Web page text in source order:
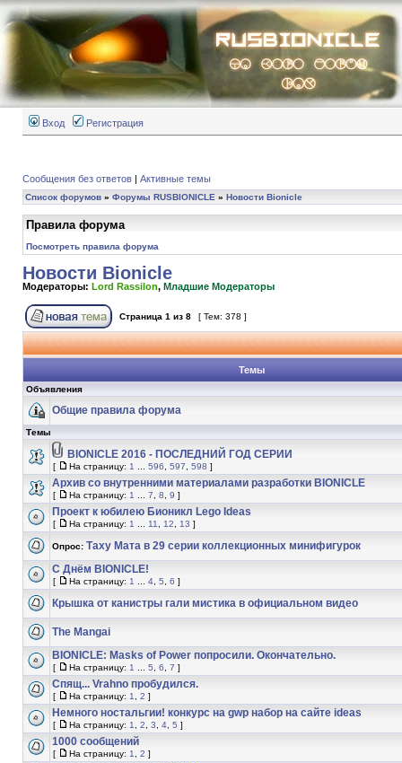
Вход Регистрация
Сообщения без ответов | Активные темы
Список форумов » Форумы RUSBIONICLE » Новости Bionicle
Правила форума
Посмотреть правила форума
Новости Bionicle
Модераторы: Lord Rassilon, Младшие Модераторы
Страница 1 из 8 [ Тем: 378 ]
Темы
Объявления
Общие правила форума
Темы
BIONICLE 2016 - ПОСЛЕДНИЙ ГОД СЕРИИ
[ На страницу: 1 596 597 598 ]
Архив со внутренними материалами разработки BIONICLE
[ На страницу: 1 7 8 9 ]
Проект к юбилею Бионикл Lego Ideas
[ На страницу: 1 11 12 13 ]
Опрос: Таху Мата в 29 серии коллекционных минифигурок
С Днём BIONICLE!
[ На страницу: 1 4 5 6 ]
Крышка от канистры гали мистика в официальном видео
The Mangai
BIONICLE: Masks of Power попросили. Окончательно.
[ На страницу: 1 5 6 7 ]
Спящ... Vrahno пробудился.
[ На страницу: 1 2 ]
Немного ностальгии! конкурс на gwp набор на сайте ideas
[ На страницу: 1 2 3 4 5 ]
1000 сообщений
[ На страницу: 1 2 ]